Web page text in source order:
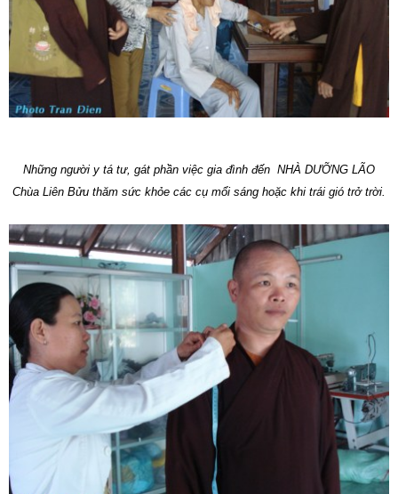
Những người y tá tư, gát phần việc gia đình đến NHÀ DƯỠNG LÃO
Chùa Liên Bửu thăm sức khỏe các cụ mổi sáng hoặc khi trái gió trở trời.